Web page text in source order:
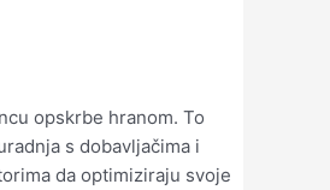
opskrbe hranom. To
s dobavljačima i
da optimiziraju svoje